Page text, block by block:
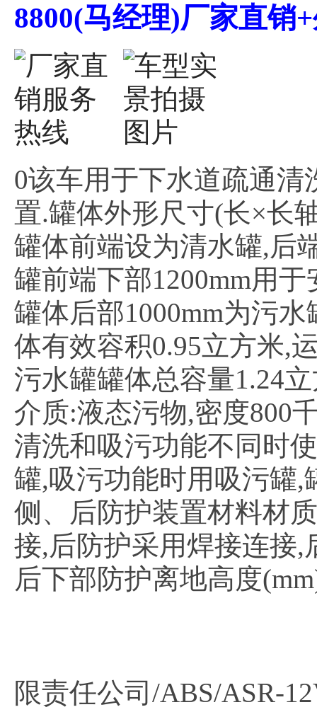
8800(马经理)厂家直销
0该车用于下水道疏通清
置.罐体外形尺寸(长×长
罐体前端设为清水罐,后
罐前端下部1200mm用
罐体后部1000mm为污
体有效容积0.95立方米,
污水罐罐体总容量1.24
介质:液态污物,密度800
清洗和吸污功能不同时
罐,吸污功能时用吸污罐,
侧、后防护装置材料材
接,后防护采用焊接连接,
后下部防护离地高度
限责任公司/ABS/ASR-